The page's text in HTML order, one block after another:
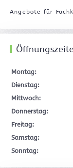
Angebote für
Montag:
Dienstag:
Mittwoch:
Donnerstag:
Freitag:
Samstag:
Sonntag: